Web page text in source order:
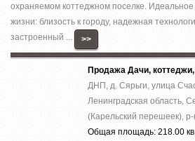
охраняемом коттеджном поселке.
жизни: близость к городу, надежная
застроенный ...
>>
Продажа Дачи,
ДНП, д. Сярьги, улица
Ленинградская область,
(Карельский перешеек),
Общая площадь: 218.00